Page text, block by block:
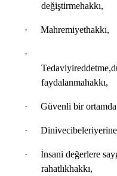
değiştirmehakkı,
· Mahremiyethakkı,
·
Tedaviyireddetme,
faydalanmahakkı,
· Güvenli bir
· Dinivecibeleriyerine
·
İnsani değerlere
rahatlıkhakkı,